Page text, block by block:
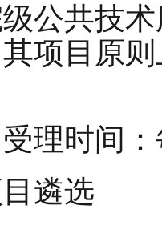
公共技
项目原
理时间
目遴选